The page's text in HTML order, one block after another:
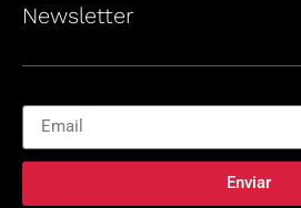
Newsletter
Enviar